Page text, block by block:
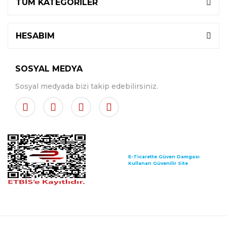
TÜM KATEGORİLER
HESABIM
SOSYAL MEDYA
Sosyal medyada bizi takip edebilirsiniz.
E-Ticarette Güven Damgası
Kullanan Güvenilir Site